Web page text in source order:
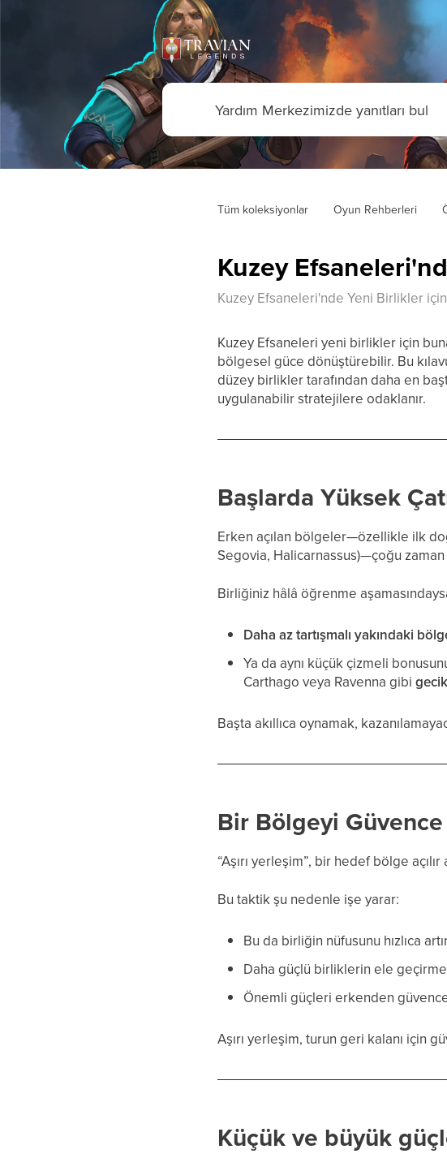
Tüm koleksiyonlar Oyun Rehberleri
Kuzey
Kuzey Efsaneleri'nde Yeni Birlikler
Kuzey Efsaneleri yeni birlikler için
bölgesel güce dönüştürebilir. Bu
düzey birlikler tarafından daha en
uygulanabilir stratejilere odaklanır.
Başlarda Yüksek
Erken açılan bölgeler—özellikle ilk
Segovia, Halicarnassus)—çoğu
Birliğiniz hâlâ öğrenme
Daha az tartışmalı yakındaki
Ya da aynı küçük çizmeli
Carthago veya Ravenna gibi
Başta akıllıca oynamak,
Bir Bölgeyi Güvence
“Aşırı yerleşim”, bir hedef bölge
Bu taktik şu nedenle işe yarar:
Bu da birliğin nüfusunu hızlıca
Daha güçlü birliklerin ele
Önemli güçleri erkenden güvence
Aşırı yerleşim, turun geri kalanı için
Küçük ve büyük